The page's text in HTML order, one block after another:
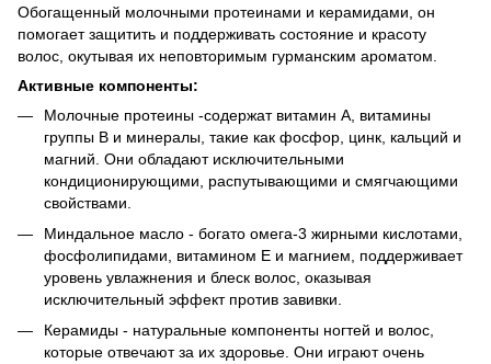
Обогащенный молочными протеинами и керамидами, он
помогает защитить и поддерживать состояние и красоту
волос, окутывая их неповторимым гурманским ароматом.
Активные компоненты:
Молочные протеины -содержат витамин А, витамины
группы В и минералы, такие как фосфор, цинк, кальций и
магний. Они обладают исключительными
кондиционирующими, распутывающими и смягчающими
свойствами.
Миндальное масло - богато омега-3 жирными кислотами,
фосфолипидами, витамином Е и магнием, поддерживает
уровень увлажнения и блеск волос, оказывая
исключительный эффект против завивки.
Керамиды - натуральные компоненты ногтей и волос,
которые отвечают за их здоровье. Они играют очень